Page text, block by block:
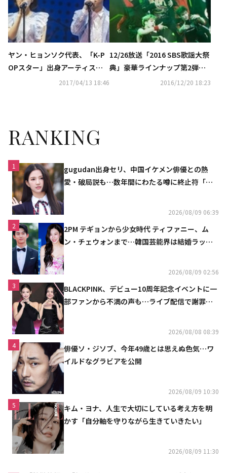
ヤン・ヒョンソク代表、「K-P
OPスター」出身アーティスト
からの感謝のメッセージを公開
2017/04/13 18:46
12/26放送「2016 SBS歌謡大祭
典」豪華ラインナップ第2弾を
公開！夢のコラボステージを予
2016/12/20 18:23
RANKING
1
gugudan出身セリ、中国イケメン俳優との熱
愛・破局説も…数年間にわたる噂に終止符「邪
2026/08/09 06:39
2
2PM テギョンから少女時代 ティファニー、ム
ン・チェウォンまで…韓国芸能界は結婚ラッシ
2026/08/09 02:56
3
BLACKPINK、デビュー10周年記念イベントに一
部ファンから不満の声も…ライブ配信で謝罪
2026/08/08 08:39
4
俳優ソ・ジソブ、今年49歳とは思えぬ色気…ワ
イルドなグラビアを公開
2026/08/09 10:30
5
キム・ヨナ、人生で大切にしている考え方を明
かす「自分軸を守りながら生きていきたい」
2026/08/09 11:30